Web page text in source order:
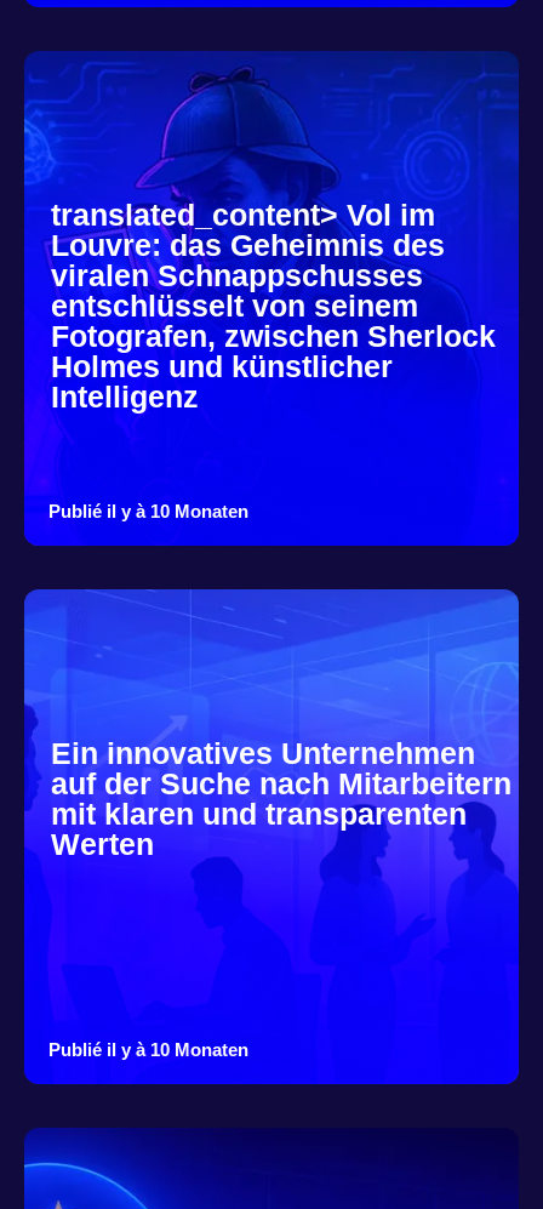
translated_content> Vol im
Louvre: das Geheimnis des
viralen Schnappschusses
entschlüsselt von seinem
Fotografen, zwischen Sherlock
Holmes und künstlicher
Intelligenz
Publié il y à 10 Monaten
Ein innovatives Unternehmen
auf der Suche nach Mitarbeitern
mit klaren und transparenten
Werten
Publié il y à 10 Monaten